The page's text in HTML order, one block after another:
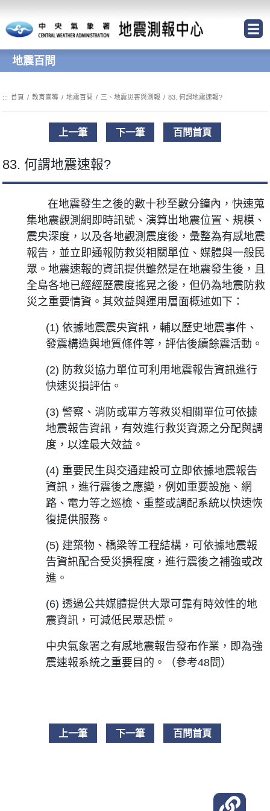
地震百問
::: 首頁 / 教育宣導 / 地震百問 / 三、地震災害與測報 / 83. 何謂地震速報?
上一筆 下一筆 百問首頁
83. 何謂地震速報?
在地震發生之後的數十秒至數分鐘內，快速蒐
集地震觀測網即時訊號、演算出地震位置、規模、
震央深度，以及各地觀測震度後，彙整為有感地震
報告，並立即通報防救災相關單位、媒體與一般民
眾。地震速報的資訊提供雖然是在地震發生後，且
全島各地已經經歷震度搖晃之後，但仍為地震防救
災之重要情資。其效益與運用層面概述如下：
(1) 依據地震震央資訊，輔以歷史地震事件、
發震構造與地質條件等，評估後續餘震活動。
(2) 防救災協力單位可利用地震報告資訊進行
快速災損評估。
(3) 警察、消防或軍方等救災相關單位可依據
地震報告資訊，有效進行救災資源之分配與調
度，以達最大效益。
(4) 重要民生與交通建設可立即依據地震報告
資訊，進行震後之應變，例如重要設施、網
路、電力等之巡檢、重整或調配系統以快速恢
復提供服務。
(5) 建築物、橋梁等工程結構，可依據地震報
告資訊配合受災損程度，進行震後之補強或改
進。
(6) 透過公共媒體提供大眾可靠有時效性的地
震資訊，可減低民眾恐慌。
中央氣象署之有感地震報告發布作業，即為強
震速報系統之重要目的。（參考48問）
上一筆 下一筆 百問首頁